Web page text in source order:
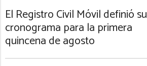
El Registro Civil Móvil definió su
cronograma para la primera
quincena de agosto